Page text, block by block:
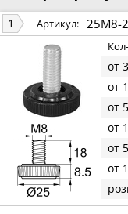
1 Артикул: 25М8-
от
от
от
от
от
от